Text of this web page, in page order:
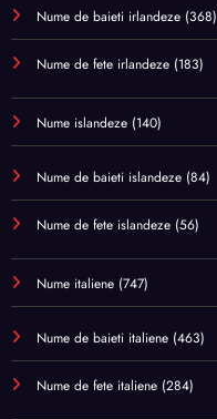
Nume de baieti irlandeze (368)
Nume de fete irlandeze (183)
Nume islandeze (140)
Nume de baieti islandeze (84)
Nume de fete islandeze (56)
Nume italiene (747)
Nume de baieti italiene (463)
Nume de fete italiene (284)